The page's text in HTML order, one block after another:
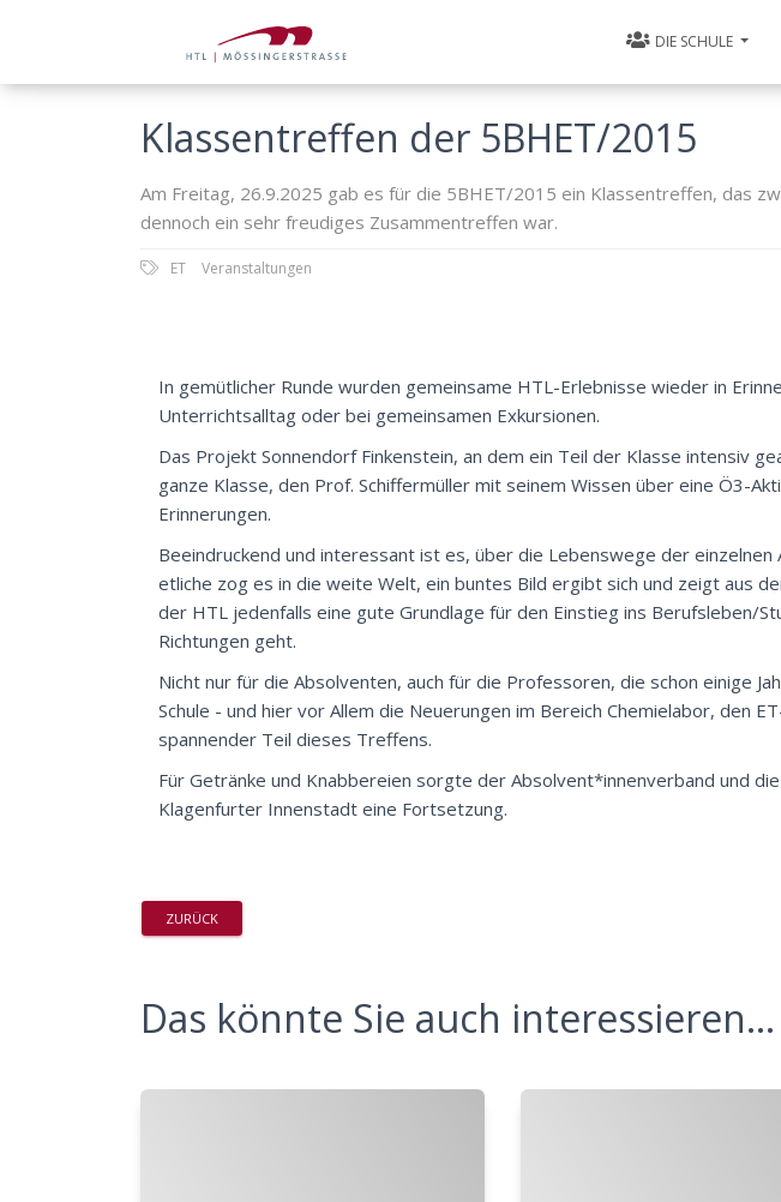
DIE SCHULE
Klassentreffen der 5BHET/2015
Am Freitag, 26.9.2025 gab es für die 5BHET/2015 ein Klassentreffen, das
dennoch ein sehr freudiges Zusammentreffen war.
ET Veranstaltungen
In gemütlicher Runde wurden gemeinsame HTL-Erlebnisse wieder in
Unterrichtsalltag oder bei gemeinsamen Exkursionen.
Das Projekt Sonnendorf Finkenstein, an dem ein Teil der Klasse intensiv
ganze Klasse, den Prof. Schiffermüller mit seinem Wissen über eine Ö3-
Erinnerungen.
Beeindruckend und interessant ist es, über die Lebenswege der
etliche zog es in die weite Welt, ein buntes Bild ergibt sich und zeigt aus
der HTL jedenfalls eine gute Grundlage für den Einstieg ins Berufsleben/
Richtungen geht.
Nicht nur für die Absolventen, auch für die Professoren, die schon einige
Schule - und hier vor Allem die Neuerungen im Bereich Chemielabor, den
spannender Teil dieses Treffens.
Für Getränke und Knabbereien sorgte der Absolvent*innenverband und
Klagenfurter Innenstadt eine Fortsetzung.
ZURÜCK
Das könnte Sie auch interessieren...